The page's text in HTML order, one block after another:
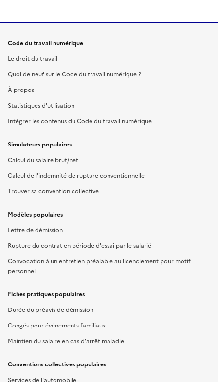
Code du travail numérique
Le droit du travail
Quoi de neuf sur le Code du travail numérique ?
À propos
Statistiques d'utilisation
Intégrer les contenus du Code du travail numérique
Simulateurs populaires
Calcul du salaire brut/net
Calcul de l'indemnité de rupture conventionnelle
Trouver sa convention collective
Modèles populaires
Lettre de démission
Rupture du contrat en période d'essai par le salarié
Convocation à un entretien préalable au licenciement pour motif
personnel
Fiches pratiques populaires
Durée du préavis de démission
Congés pour événements familiaux
Maintien du salaire en cas d'arrêt maladie
Conventions collectives populaires
Services de l'automobile